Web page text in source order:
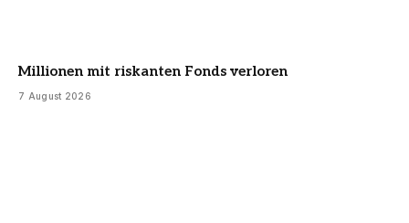
Millionen mit riskanten Fonds verloren
7 August 2026